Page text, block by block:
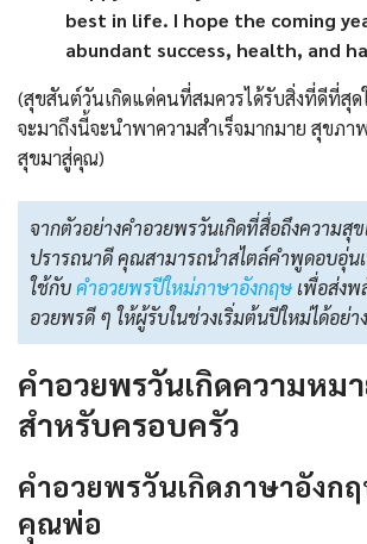
best in life. I hope the coming
abundant success, health, and
(สุขสันต์วันเกิดแด่คนที่สมควรได้รับสิ่งที่ดีที่สุ
จะมาถึงนี้จะนำพาความสำเร็จมากมาย สุขภ
สุขมาสู่คุณ)
จากตัวอย่างคำอวยพรวันเกิดที่สื่อถึงความสุ
ปรารถนาดี คุณสามารถนำสไตล์คำพูดอบอุ่น
ใช้กับคําอวยพรปีใหม่ภาษาอังกฤษเพื่อส่งพ
อวยพรดี ๆ ให้ผู้รับในช่วงเริ่มต้นปีใหม่ได้อย่า
คำอวยพรวันเกิดความหม
สำหรับครอบครัว
คำอวยพรวันเกิดภาษาอังก
คุณพ่อ